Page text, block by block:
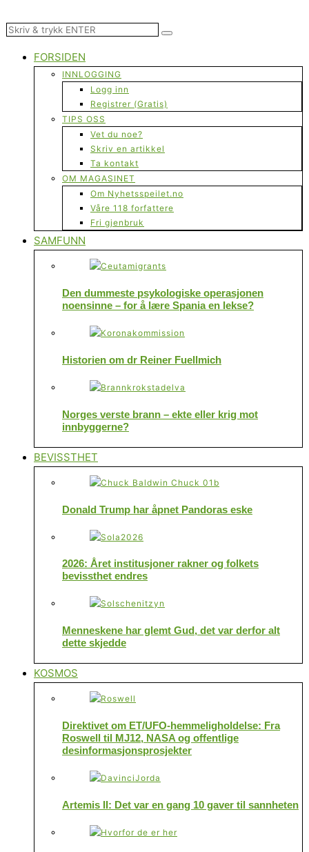
FORSIDEN
INNLOGGING
Logg inn
Registrer (Gratis)
TIPS OSS
Vet du noe?
Skriv en artikkel
Ta kontakt
OM MAGASINET
Om Nyhetsspeilet.no
Våre 118 forfattere
Fri gjenbruk
SAMFUNN
Den dummeste psykologiske operasjonen
noensinne – for å lære Spania en lekse?
Historien om dr Reiner Fuellmich
Norges verste brann – ekte eller krig mot
innbyggerne?
BEVISSTHET
Donald Trump har åpnet Pandoras eske
2026: Året institusjoner rakner og folkets
bevissthet endres
Menneskene har glemt Gud, det var derfor alt
dette skjedde
KOSMOS
Direktivet om ET/UFO-hemmeligholdelse: Fra
Roswell til MJ12, NASA og offentlige
desinformasjonsprosjekter
Artemis II: Det var en gang 10 gaver til sannheten